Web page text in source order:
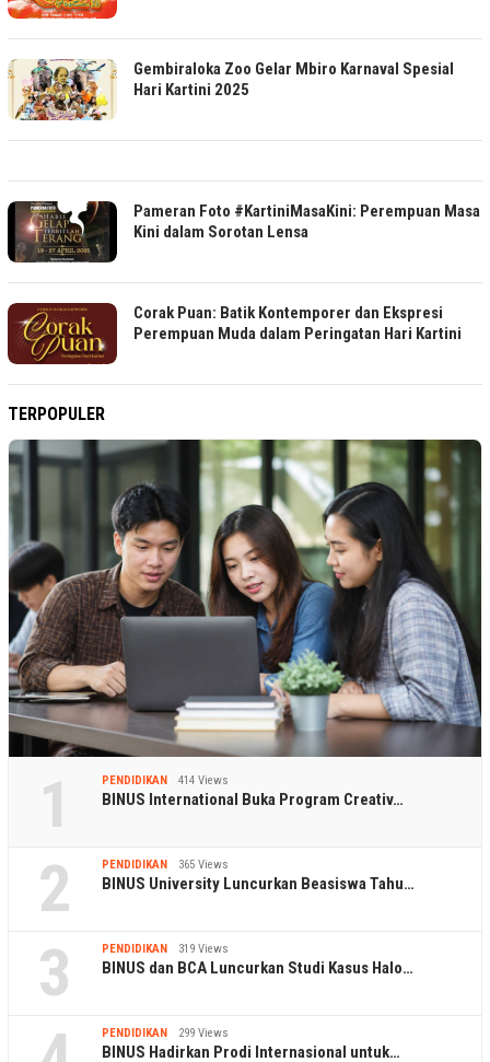
Gembiraloka Zoo Gelar Mbiro Karnaval Spesial
Hari Kartini 2025
Pameran Foto #KartiniMasaKini: Perempuan Masa
Kini dalam Sorotan Lensa
Corak Puan: Batik Kontemporer dan Ekspresi
Perempuan Muda dalam Peringatan Hari Kartini
TERPOPULER
1 PENDIDIKAN 414 Views
BINUS International Buka Program Creativ…
2 PENDIDIKAN 365 Views
BINUS University Luncurkan Beasiswa Tahu…
3 PENDIDIKAN 319 Views
BINUS dan BCA Luncurkan Studi Kasus Halo…
PENDIDIKAN 299 Views
BINUS Hadirkan Prodi Internasional untuk…